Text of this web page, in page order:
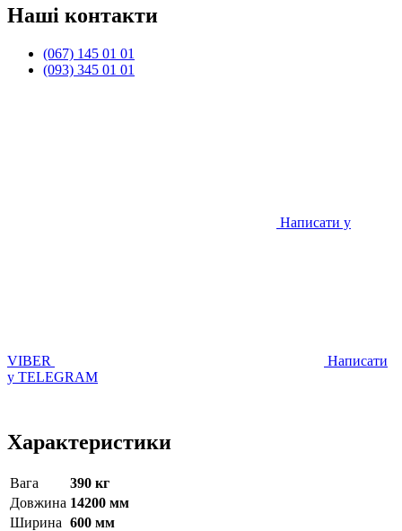
Наші контакти
(067) 145 01 01
(093) 345 01 01
Написати у
VIBER
Написати
у TELEGRAM
Характеристики
Вага
390 кг
Довжина 14200 мм
Ширина 600 мм